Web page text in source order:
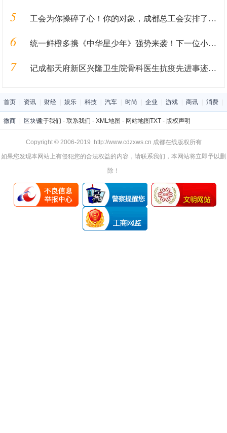
5 工会为你操碎了心！你的对象，成都总工会安排了！！！
6 统一鲜橙多携《中华星少年》强势来袭！下一位小明星就是你！
7 记成都天府新区兴隆卫生院骨科医生抗疫先进事迹—刘浩
首页 资讯 财经 娱乐 科技 汽车 时尚 企业 游戏 商讯 消费
微商 区块链关于我们 - 联系我们 - XML地图 - 网站地图TXT- 版权声明
Copyright © 2006-2019 http://www.cdzxws.cn 成都在线版权所有
如果您发现本网站上有侵犯您的合法权益的内容，请联系我们，本网站将立即予以删
除！